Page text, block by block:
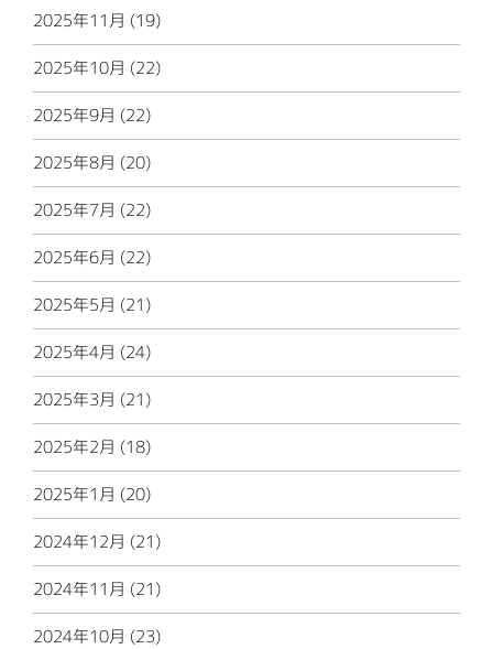
2025年11月 (19)
2025年10月 (22)
2025年9月 (22)
2025年8月 (20)
2025年7月 (22)
2025年6月 (22)
2025年5月 (21)
2025年4月 (24)
2025年3月 (21)
2025年2月 (18)
2025年1月 (20)
2024年12月 (21)
2024年11月 (21)
2024年10月 (23)